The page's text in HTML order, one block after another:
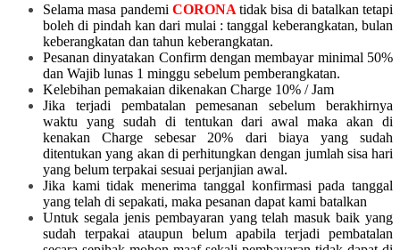
Selama masa pandemi CORONA tidak bisa di batalkan tetapi
boleh di pindah kan dari mulai :tanggal keberangkatan, bulan
keberangkatan dan tahun keberangkatan.
Pesanan dinyatakan Confirm dengan membayar minimal 50%
dan Wajib lunas 1 minggu sebelum pemberangkatan.
Kelebihan pemakaian dikenakan Charge 10% / Jam
Jika terjadi pembatalan pemesanan sebelum berakhirnya
waktu yang sudah di tentukan dari awal maka akan di
kenakan Charge sebesar 20% dari biaya yang sudah
ditentukan yang akan di perhitungkan dengan jumlah sisa hari
yang belum terpakai sesuai perjanjian awal.
Jika kami tidak menerima tanggal konfirmasi pada tanggal
yang telah di sepakati, maka pesanan dapat kami batalkan
Untuk segala jenis pembayaran yang telah masuk baik yang
sudah terpakai ataupun belum apabila terjadi pembatalan